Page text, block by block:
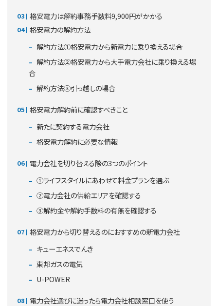
格安電力は解約事務手数料9,900円がかかる
格安電力の解約方法
解約方法①格安電力から新電力に乗り換える場合
解約方法②格安電力から大手電力会社に乗り換える場
合
解約方法③引っ越しの場合
格安電力解約前に確認すべきこと
新たに契約する電力会社
格安電力解約に必要な情報
電力会社を切り替える際の3つのポイント
①ライフスタイルにあわせて料金プランを選ぶ
②電力会社の供給エリアを確認する
③解約金や解約手数料の有無を確認する
格安電力から切り替えるのにおすすめの新電力会社
キューエネスでんき
東邦ガスの電気
U-POWER
電力会社選びに迷ったら電力会社相談窓口を使う